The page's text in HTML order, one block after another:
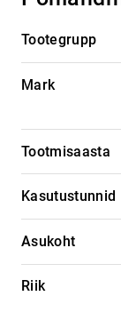
Tootegrupp
Mark
Tootmisaasta
Kasutustunnid
Asukoht
Riik